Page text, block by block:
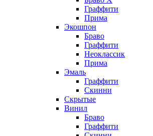
Граффити
Прима
Экошпон
Браво
Граффити
Неоклассик
Прима
Эмаль
Граффити
Скинни
Скрытые
Винил
Браво
Граффити